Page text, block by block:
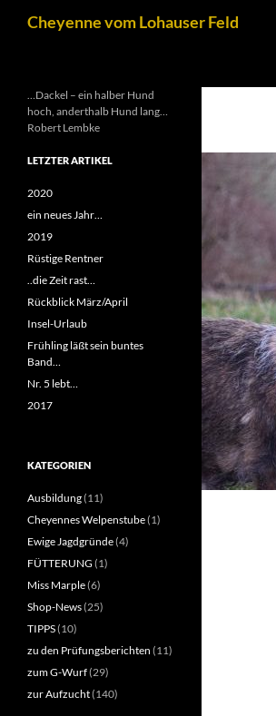
InhaltCheyenne vom Lohauser Feld
…Dackel – ein halber Hund
hoch, anderthalb Hund lang…
Robert Lembke
LETZTER ARTIKEL
2020
ein neues Jahr…
2019
Rüstige Rentner
..die Zeit rast…
Rückblick März/April
Insel-Urlaub
Frühling läßt sein buntes
Band…
Nr. 5 lebt…
2017
KATEGORIEN
Ausbildung(11)
Cheyennes Welpenstube(1)
Ewige Jagdgründe(4)
FÜTTERUNG (1)
Miss Marple(6)
Shop-News(25)
TIPPS(10)
zu den Prüfungsberichten (11)
zum G-Wurf(29)
zur Aufzucht(140)